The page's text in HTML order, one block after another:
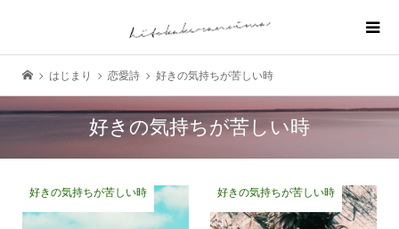
はじまり 恋愛詩 好きの気持ちが苦しい時
好きの気持ちが苦しい時
好きの気持ちが苦しい時 好きの気持ちが苦しい時